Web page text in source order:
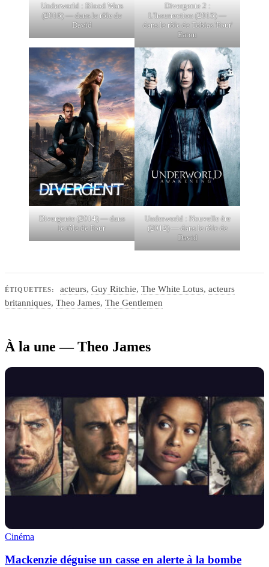
Underworld : Blood Wars
(2016) — dans le rôle de
David
Divergente 2 :
L'Insurrection (2015) —
dans le rôle de Tobias 'Four'
Eaton
Divergente (2014) — dans
le rôle de Four
Underworld : Nouvelle ère
(2012) — dans le rôle de
David
ÉTIQUETTES: acteurs, Guy Ritchie, The White Lotus, acteurs
britanniques, Theo James, The Gentlemen
À la une — Theo James
Cinéma
Mackenzie déguise un casse en alerte à la bombe